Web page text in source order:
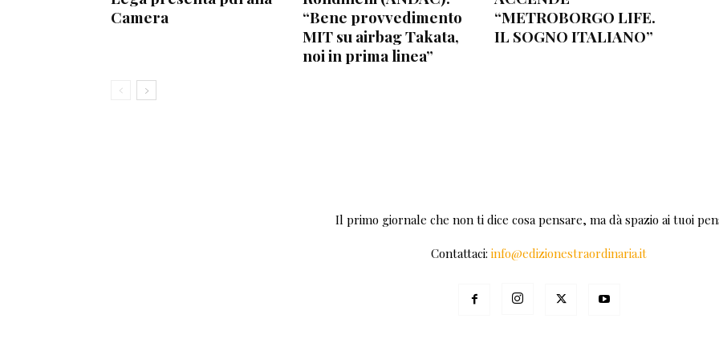
Camera
“Bene provvedimento
MIT su airbag Takata,
noi in prima linea”
“METROBORGO LIFE.
IL SOGNO ITALIANO”
Il primo giornale che non ti dice cosa pensare, ma dà spazio ai tuoi
Contattaci:info@edizionestraordinaria.it